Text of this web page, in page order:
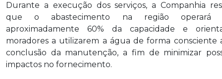
Durante a execução dos serviços, a Companhia
que o abastecimento na região operará
aproximadamente 60% da capacidade e
moradores a utilizarem a água de forma consciente
conclusão da manutenção, a fim de minimizar
impactos no fornecimento.